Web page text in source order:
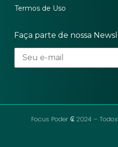
Termos de Uso
Faça parte de nossa
Focus Poder ₢ 2024 –